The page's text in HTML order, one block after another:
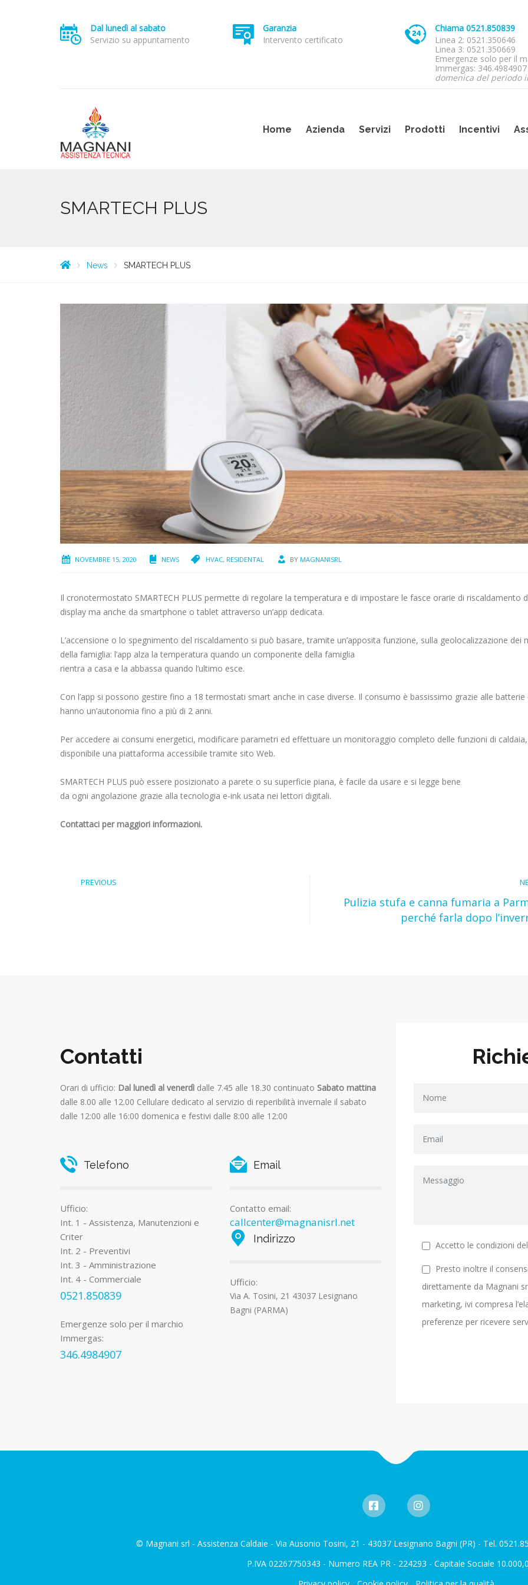
Dal lunedì al sabato
Servizio su appuntamento
Garanzia
Intervento certificato
Chiama 0521.850839
Linea 2: 0521.350646
Linea 3: 0521.350669
Emergenze solo per il
Immergas: 346.4984907
domenica del periodo
Home Azienda Servizi Prodotti Incentivi
SMARTECH PLUS
News SMARTECH PLUS
NOVEMBRE 15, 2020 NEWS HVAC, RESIDENTAL BY MAGNANISRL
Il cronotermostato SMARTECH PLUS permette di regolare la temperatura e di impostare le fasce orarie di riscaldamento
display ma anche da smartphone o tablet attraverso un’app dedicata.
L’accensione o lo spegnimento del riscaldamento si può basare, tramite un’apposita funzione, sulla geolocalizzazione dei
della famiglia: l’app alza la temperatura quando un componente della famiglia
rientra a casa e la abbassa quando l’ultimo esce.
Con l’app si possono gestire fino a 18 termostati smart anche in case diverse. Il consumo è bassissimo grazie alle batterie
hanno un’autonomia fino a più di 2 anni.
Per accedere ai consumi energetici, modificare parametri ed effettuare un monitoraggio completo delle funzioni di
disponibile una piattaforma accessibile tramite sito Web.
SMARTECH PLUS può essere posizionato a parete o su superficie piana, è facile da usare e si legge bene
da ogni angolazione grazie alla tecnologia e-ink usata nei lettori digitali.
Contattaci per maggiori informazioni.
PREVIOUS
Pulizia stufa e canna fumaria a
perché farla dopo
Contatti
Orari di ufficio: Dal lunedì al venerdì dalle 7.45 alle 18.30 continuato Sabato mattina
dalle 8.00 alle 12.00 Cellulare dedicato al servizio di reperibilità invernale il sabato
dalle 12:00 alle 16:00 domenica e festivi dalle 8:00 alle 12:00
Telefono
Ufficio:
Int. 1 - Assistenza, Manutenzioni e
Criter
Int. 2 - Preventivi
Int. 3 - Amministrazione
Int. 4 - Commerciale
0521.850839
Emergenze solo per il marchio
Immergas:
346.4984907
Email
Contatto email:
callcenter@magnanisrl.net
Indirizzo
Ufficio:
Via A. Tosini, 21 43037 Lesignano
Bagni (PARMA)
Accetto le condizioni
Presto inoltre il
direttamente da Magnani
marketing, ivi compresa
preferenze per ricevere
© Magnani srl - Assistenza Caldaie - Via Ausonio Tosini, 21 - 43037 Lesignano Bagni (PR) - Tel.
P.IVA 02267750343 - Numero REA PR - 224293 - Capitale Sociale